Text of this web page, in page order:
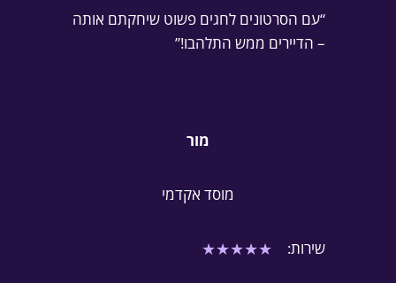
“עם הסרטונים לחגים פשוט שיחקתם אותה
– הדיירים ממש התלהבו!”
מור
מוסד אקדמי
שירות: ★
★
★
★
★